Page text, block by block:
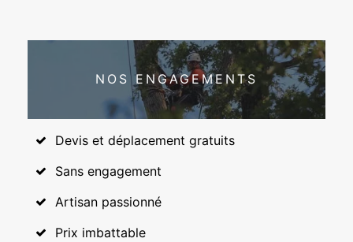
NOS ENGAGEMENTS
Devis et déplacement gratuits
Sans engagement
Artisan passionné
Prix imbattable